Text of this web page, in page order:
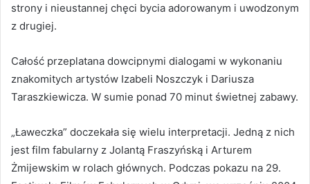
strony i nieustannej chęci bycia adorowanym i uwodzonym
z drugiej.
Całość przeplatana dowcipnymi dialogami w wykonaniu
znakomitych artystów Izabeli Noszczyk i Dariusza
Taraszkiewicza. W sumie ponad 70 minut świetnej zabawy.
„Ławeczka” doczekała się wielu interpretacji. Jedną z nich
jest film fabularny z Jolantą Fraszyńską i Arturem
Żmijewskim w rolach głównych. Podczas pokazu na 29.